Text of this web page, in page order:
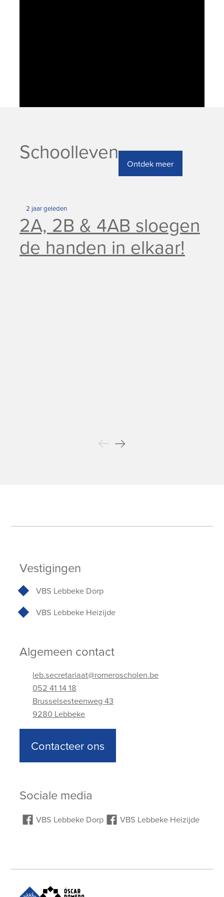
Schoolleven Ontdek meer
Previous
Next
2A, 2B & 4AB sloegen
de handen in elkaar!
2 jaar geleden
Vestigingen
VBS Lebbeke Dorp
VBS Lebbeke Heizijde
Algemeen contact
Adres
Brusselsesteenweg 43
9280 Lebbeke
Telefoonnummer
052 41 14 18
E-mailadres
leb.secretariaat@romeroscholen.be
Contacteer ons
Sociale media
VBS Lebbeke Dorp VBS Lebbeke Heizijde
VBS Lebbeke